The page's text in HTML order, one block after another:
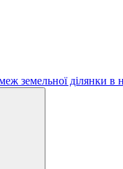
земельної ділянки в